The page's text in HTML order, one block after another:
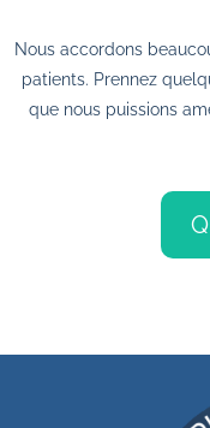
Nous accordons
patients. Prennez
que nous puissions